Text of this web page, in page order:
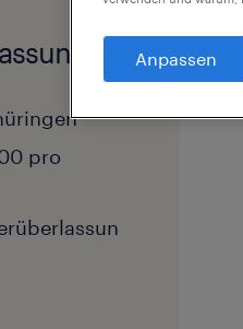
pro
Anpassen